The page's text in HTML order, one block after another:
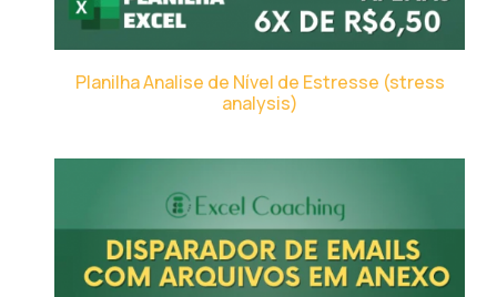
Planilha Analise de Nível de Estresse (stress
analysis)